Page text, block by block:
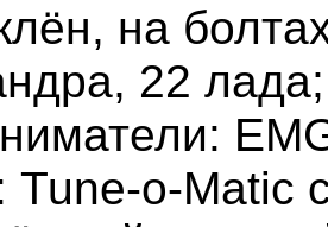
на
22 лада;
o-Matic